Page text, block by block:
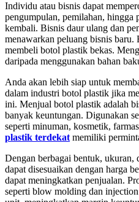
Individu atau bisnis dapat
pengumpulan, pemilahan, hingga
kembali. Bisnis daur ulang dan
menawarkan peluang bisnis baru.
membeli botol plastik bekas.
daripada menggunakan bahan
Anda akan lebih siap untuk
dalam industri botol plastik jika
ini. Menjual botol plastik adalah
banyak keuntungan. Digunakan
seperti minuman, kosmetik,
plastik terdekat memiliki
Dengan berbagai bentuk, ukuran,
dapat disesuaikan dengan harga
dapat meningkatkan penjualan.
seperti blow molding dan